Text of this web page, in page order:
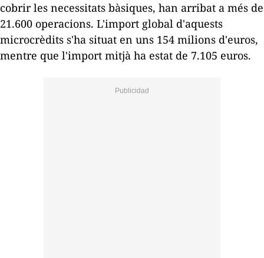
cobrir les necessitats bàsiques, han arribat a més de
21.600 operacions. L'import global d'aquests
microcrèdits s'ha situat en uns 154 milions d'euros,
mentre que l'import mitjà ha estat de 7.105 euros.